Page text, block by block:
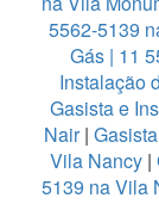
5562-5139
Gás | 11
Instalação
Gasista e
Nair|
Vila Nancy |
5139 na Vila